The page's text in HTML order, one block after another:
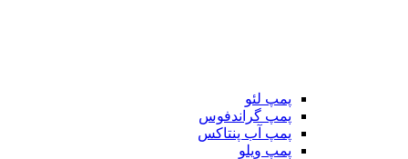
پمپ لئو
پمپ گراندفوس
پمپ آب پنتاکس
پمپ ویلو